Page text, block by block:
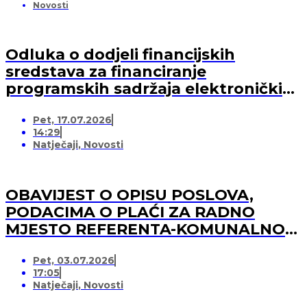
Novosti
Odluka o dodjeli financijskih
sredstava za financiranje
programskih sadržaja elektroničkih
medijskih usluga)
Pet, 17.07.2026
14:29
Natječaji, Novosti
OBAVIJEST O OPISU POSLOVA,
PODACIMA O PLAĆI ZA RADNO
MJESTO REFERENTA-KOMUNALNOG
Pet, 03.07.2026
17:05
Natječaji, Novosti